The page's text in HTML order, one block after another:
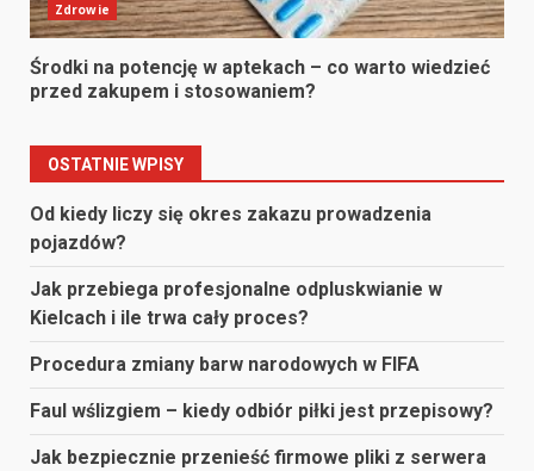
Zdrowie
Środki na potencję w aptekach – co warto wiedzieć
przed zakupem i stosowaniem?
OSTATNIE WPISY
Od kiedy liczy się okres zakazu prowadzenia
pojazdów?
Jak przebiega profesjonalne odpluskwianie w
Kielcach i ile trwa cały proces?
Procedura zmiany barw narodowych w FIFA
Faul wślizgiem – kiedy odbiór piłki jest przepisowy?
Jak bezpiecznie przenieść firmowe pliki z serwera